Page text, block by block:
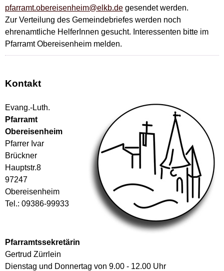
pfarramt.obereisenheim@elkb.de gesendet werden.
Zur Verteilung des Gemeindebriefes werden noch
ehrenamtliche HelferInnen gesucht. Interessenten bitte im
Pfarramt Obereisenheim melden.
Kontakt
Evang.-Luth.
Pfarramt
Obereisenheim
Pfarrer Ivar
Brückner
Hauptstr.8
97247
Obereisenheim
Tel.: 09386-99933
Pfarramtssekretärin
Gertrud Zürrlein
Dienstag und Donnertag von 9.00 - 12.00 Uhr